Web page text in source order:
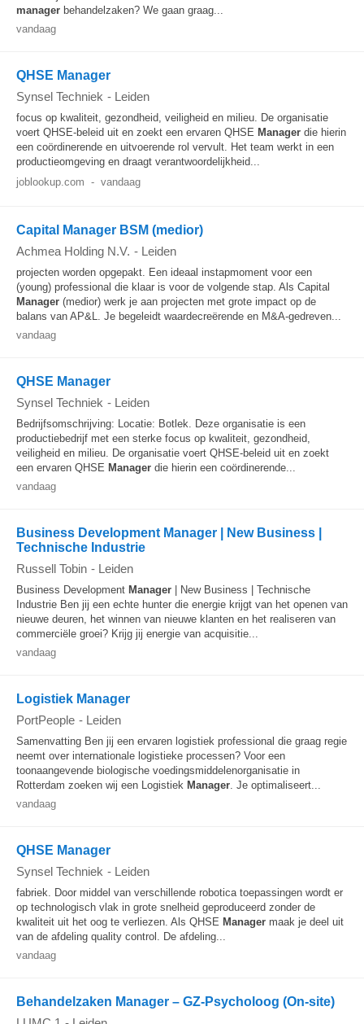
manager behandelzaken? We gaan graag...
vandaag
QHSE Manager
Synsel Techniek - Leiden
focus op kwaliteit, gezondheid, veiligheid en milieu. De organisatie
voert QHSE-beleid uit en zoekt een ervaren QHSE Manager die hierin
een coördinerende en uitvoerende rol vervult. Het team werkt in een
productieomgeving en draagt verantwoordelijkheid...
joblookup.com - vandaag
Capital Manager BSM (medior)
Achmea Holding N.V. - Leiden
projecten worden opgepakt. Een ideaal instapmoment voor een
(young) professional die klaar is voor de volgende stap. Als Capital
Manager (medior) werk je aan projecten met grote impact op de
balans van AP&L. Je begeleidt waardecreërende en M&A‑gedreven...
vandaag
QHSE Manager
Synsel Techniek - Leiden
Bedrijfsomschrijving: Locatie: Botlek. Deze organisatie is een
productiebedrijf met een sterke focus op kwaliteit, gezondheid,
veiligheid en milieu. De organisatie voert QHSE-beleid uit en zoekt
een ervaren QHSE Manager die hierin een coördinerende...
vandaag
Business Development Manager | New Business |
Technische Industrie
Russell Tobin - Leiden
Business Development Manager | New Business | Technische
Industrie Ben jij een echte hunter die energie krijgt van het openen van
nieuwe deuren, het winnen van nieuwe klanten en het realiseren van
commerciële groei? Krijg jij energie van acquisitie...
vandaag
Logistiek Manager
PortPeople - Leiden
Samenvatting Ben jij een ervaren logistiek professional die graag regie
neemt over internationale logistieke processen? Voor een
toonaangevende biologische voedingsmiddelenorganisatie in
Rotterdam zoeken wij een Logistiek Manager. Je optimaliseert...
vandaag
QHSE Manager
Synsel Techniek - Leiden
fabriek. Door middel van verschillende robotica toepassingen wordt er
op technologisch vlak in grote snelheid geproduceerd zonder de
kwaliteit uit het oog te verliezen. Als QHSE Manager maak je deel uit
van de afdeling quality control. De afdeling...
vandaag
Behandelzaken Manager – GZ-Psycholoog (On-site)